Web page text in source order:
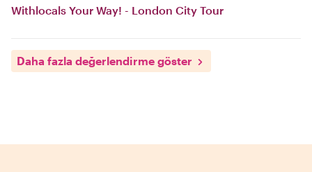
Withlocals Your Way! - London City Tour
Daha fazla değerlendirme göster